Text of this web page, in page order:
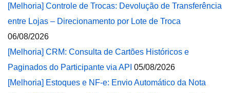
[Melhoria] Controle de Trocas: Devolução de Transferência
entre Lojas – Direcionamento por Lote de Troca
06/08/2026
[Melhoria] CRM: Consulta de Cartões Históricos e
Paginados do Participante via API 05/08/2026
[Melhoria] Estoques e NF-e: Envio Automático da Nota